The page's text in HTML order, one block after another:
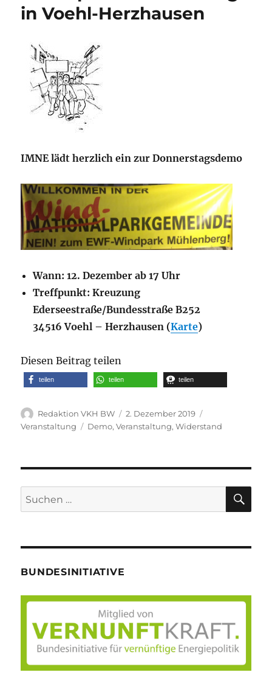
in Voehl-Herzhausen
IMNE lädt herzlich ein zur Donnerstagsdemo
Wann: 12. Dezember ab 17 Uhr
Treffpunkt: Kreuzung
Ederseestraße/Bundesstraße B252
34516 Voehl – Herzhausen (Karte)
Diesen Beitrag teilen
teilen teilen teilen
Autor
Redaktion VKH BW
Veröffentlicht
am
2. Dezember 2019
Veranstaltung
Schlagwörter
Demo,Veranstaltung,Widerstand
Suche
nach:
BUNDESINITIATIVE